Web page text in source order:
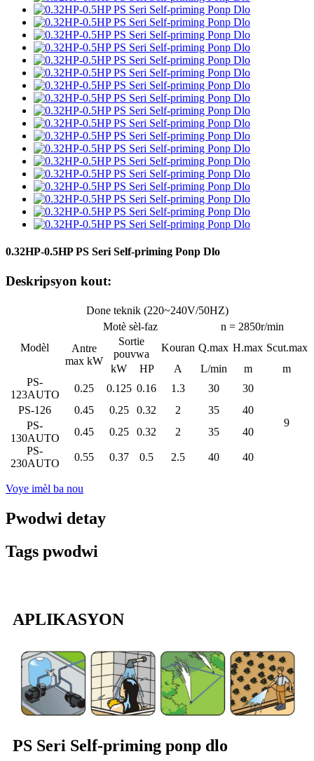
0.32HP-0.5HP PS Seri Self-priming Ponp Dlo
Deskripsyon kout:
Done teknik (220~240V/50HZ)
Modèl
Motè sèl-faz
n = 2850r/min
Antre
max kW
Sortie
pouvwa
Kouran Q.max H.max Scut.max
kW
HP A L/min m
m
PS-
123AUTO
0.25 0.125 0.16 1.3 30 30
9
PS-126 0.45 0.25 0.32 2 35
40
PS-
130AUTO
0.45 0.25 0.32 2 35
40
PS-
230AUTO
0.55 0.37 0.5 2.5 40 40
Voye imèl ba nou
Pwodwi detay
Tags pwodwi
APLIKASYON
PS Seri Self-priming ponp dlo